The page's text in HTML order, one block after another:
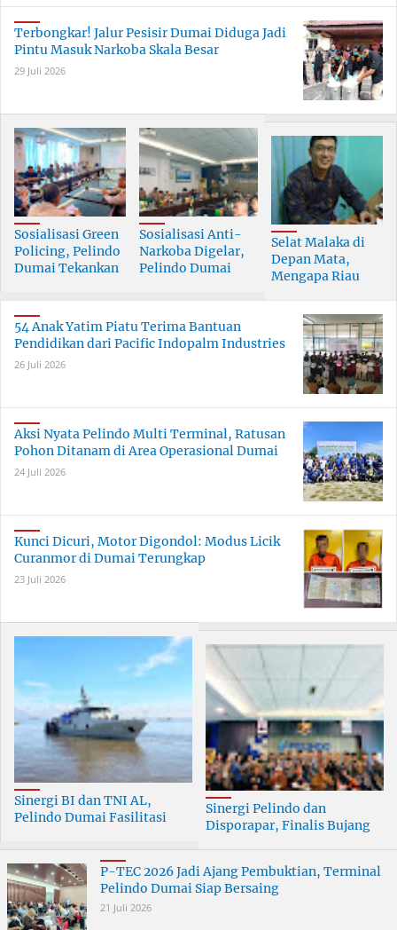
Terbongkar! Jalur Pesisir Dumai Diduga Jadi
Pintu Masuk Narkoba Skala Besar
29 Juli 2026
Sosialisasi Green
Policing, Pelindo
Dumai Tekankan
Bersama
Sosialisasi Anti-
Narkoba Digelar,
Pelindo Dumai
Berkualitas
Selat Malaka di
Depan Mata,
Mengapa Riau
54 Anak Yatim Piatu Terima Bantuan
Pendidikan dari Pacific Indopalm Industries
26 Juli 2026
Aksi Nyata Pelindo Multi Terminal, Ratusan
Pohon Ditanam di Area Operasional Dumai
24 Juli 2026
Kunci Dicuri, Motor Digondol: Modus Licik
Curanmor di Dumai Terungkap
23 Juli 2026
Sinergi BI dan TNI AL,
Pelindo Dumai Fasilitasi
Sinergi Pelindo dan
Disporapar, Finalis Bujang
P-TEC 2026 Jadi Ajang Pembuktian, Terminal
Pelindo Dumai Siap Bersaing
21 Juli 2026